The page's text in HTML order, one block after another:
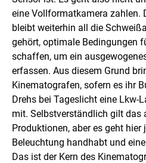
eine Vollformatkamera zahlen.
bleibt weiterhin all die
gehört, optimale Bedingungen
schaffen, um ein
erfassen. Aus diesem Grund
Kinematografen, sofern es ihr
Drehs bei Tageslicht eine Lkw-
mit. Selbstverständlich gilt das
Produktionen, aber es geht
Beleuchtung handhabt und
Das ist der Kern des